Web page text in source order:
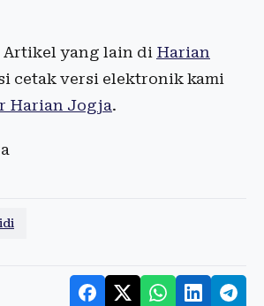
Artikel yang lain di Harian
cetak versi elektronik kami
Harian Jogja.